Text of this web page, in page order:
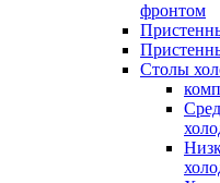
фронтом
Столы